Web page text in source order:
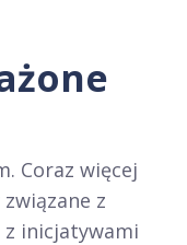
Coraz więcej
z
z inicjatywami